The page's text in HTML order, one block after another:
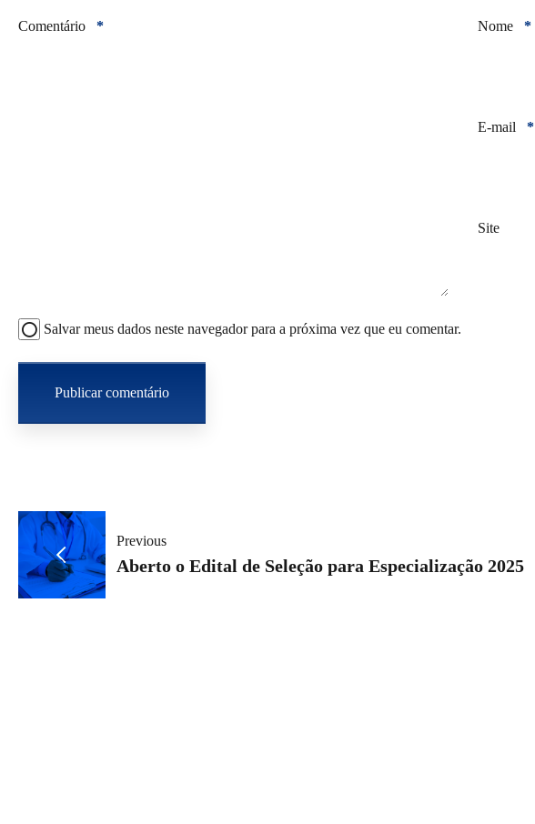
Comentário * Nome *
E-mail *
Site
Salvar meus dados neste navegador para a próxima vez que eu comentar.
Navegação
de
Previous
Aberto o Edital de Seleção para Especialização 2025